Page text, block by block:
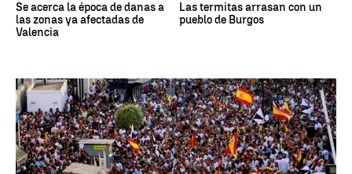
Se acerca la época de danas a
las zonas ya afectadas de
Valencia
Las termitas arrasan con un
pueblo de Burgos